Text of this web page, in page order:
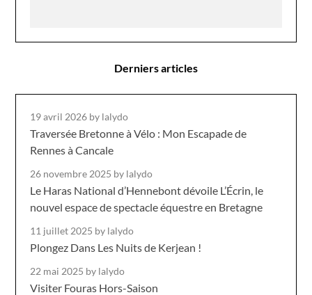
Derniers articles
19 avril 2026 by lalydo
Traversée Bretonne à Vélo : Mon Escapade de
Rennes à Cancale
26 novembre 2025 by lalydo
Le Haras National d’Hennebont dévoile L’Écrin, le
nouvel espace de spectacle équestre en Bretagne
11 juillet 2025 by lalydo
Plongez Dans Les Nuits de Kerjean !
22 mai 2025 by lalydo
Visiter Fouras Hors-Saison